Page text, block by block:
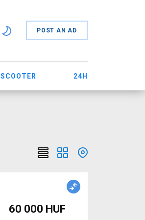
POST AN AD
SCOOTER 24H
60 000 HUF